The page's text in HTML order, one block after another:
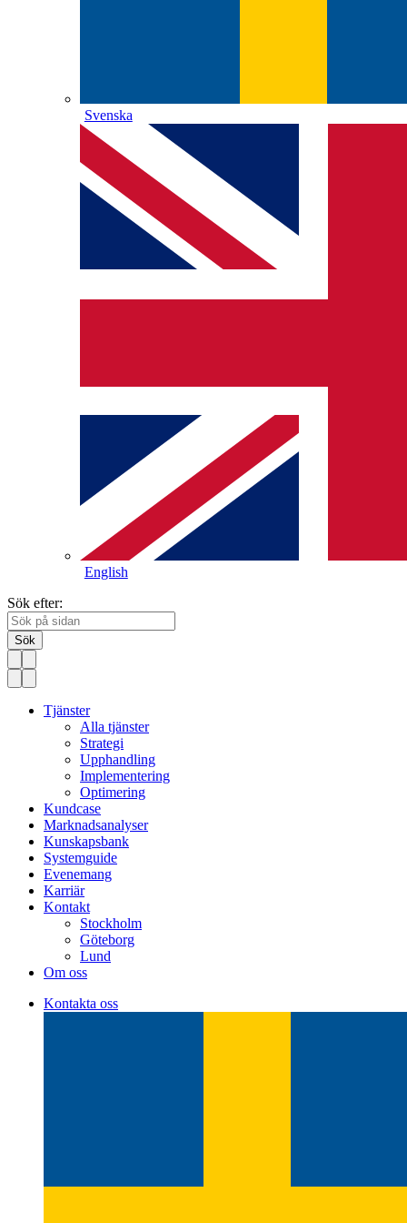
Svenska
English
Sök efter:
Sök
Tjänster
Alla tjänster
Strategi
Upphandling
Implementering
Optimering
Kundcase
Marknadsanalyser
Kunskapsbank
Systemguide
Evenemang
Karriär
Kontakt
Stockholm
Göteborg
Lund
Om oss
Kontakta oss